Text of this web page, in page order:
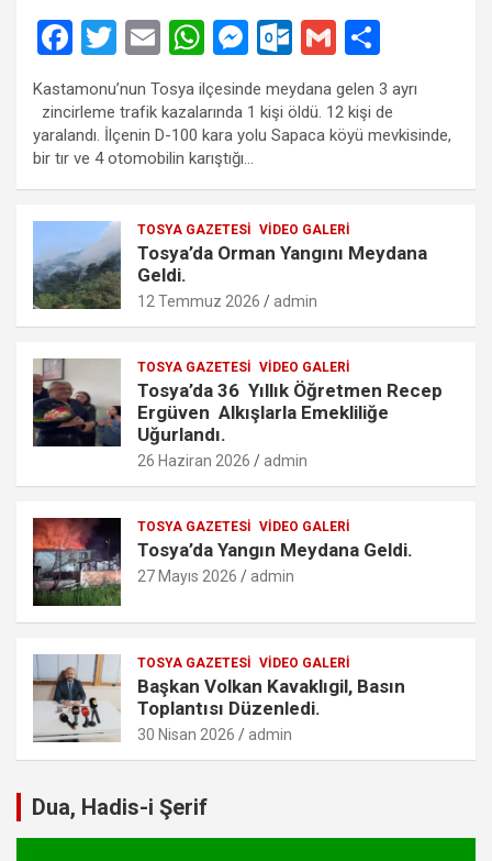
F
ce
b
o
o
k
T
wi
tt
er
E
ail
W
at
s
A
p
M
es
se
n
g
er
O
ut
lo
o
o
G
m
ail
h
ar
e
Kastamonu’nun Tosya ilçesinde meydana gelen 3 ayrı
zincirleme trafik kazalarında 1 kişi öldü. 12 kişi de
yaralandı. İlçenin D-100 kara yolu Sapaca köyü mevkisinde,
bir tır ve 4 otomobilin karıştığı…
TOSYA GAZETESI VIDEO GALERI
Tosya’da Orman Yangını Meydana
Geldi.
12 Temmuz 2026 admin
TOSYA GAZETESI VIDEO GALERI
Tosya’da 36 Yıllık Öğretmen Recep
Ergüven Alkışlarla Emekliliğe
Uğurlandı.
26 Haziran 2026 admin
TOSYA GAZETESI VIDEO GALERI
Tosya’da Yangın Meydana Geldi.
27 Mayıs 2026 admin
TOSYA GAZETESI VIDEO GALERI
Başkan Volkan Kavaklıgil, Basın
Toplantısı Düzenledi.
30 Nisan 2026 admin
Dua, Hadis-i Şerif